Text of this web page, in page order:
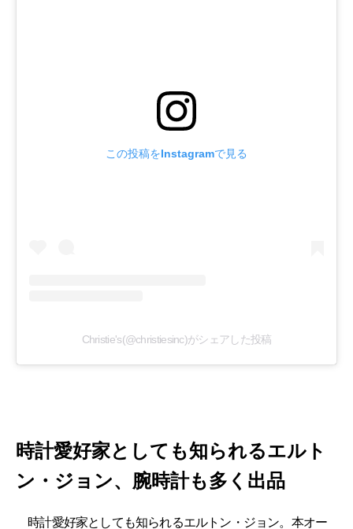
この投稿をInstagramで見る
Christie's(@christiesinc)がシェアした投稿
時計愛好家としても知られるエルト
ン・ジョン、腕時計も多く出品
時計愛好家としても知られるエルトン・ジョン。本オー